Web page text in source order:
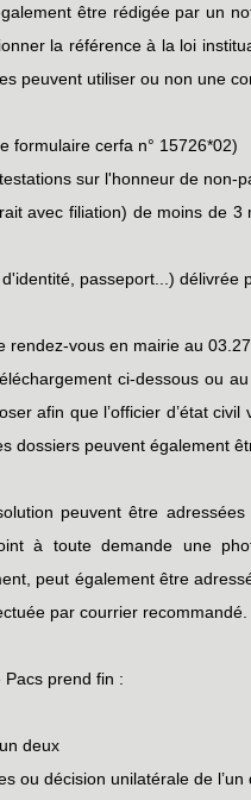
être rédigée par un
la référence à la loi
peuvent utiliser ou non une
formulaire cerfa n° 15726*02)
sur l'honneur de
avec filiation) de moins de
passeport...) délivrée
vous en mairie au
ci-dessous ou
afin que l’officier d’état
dossiers peuvent également
peuvent être
à toute demande une
peut également être
par courrier recommandé.
prend fin :
deux
ou décision unilatérale de l’un